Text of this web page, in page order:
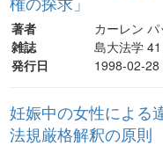
著者
カーレン
雑誌
島大法学
発行日
1998-02-28
妊娠中の女性による
法規厳格解釈の原則